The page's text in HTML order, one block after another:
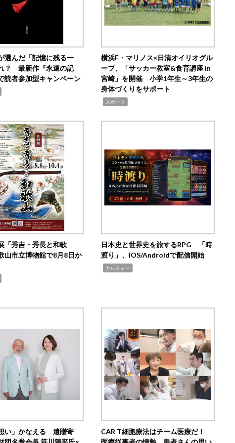
選んだ「記憶に残る一
？ 最新作『永遠の記
読者参加型キャンペーン
横浜F・マリノス×日清オイリオグル
ープ、「サッカー教室&食育講座 in
宮崎」を開催 小学1年生～3年生の
身体づくりをサポート
スポーツ
「秀吉・秀長と和歌
市立博物館で8月8日か
日本史と世界史を旅するRPG 「時
渡り」、iOS/Androidで配信開始
カルチャー
い」かなえる 遺贈寄
CAR T細胞療法はチーム医療だ！